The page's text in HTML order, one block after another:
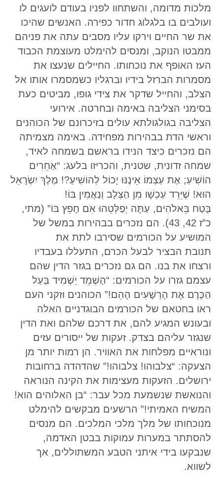
מלכות מדומה, והשתחוו לפניו בעודם לועגים לו
ועולבים בו בלגלוג חדור כפירה. האנשים שהיכו
את שר החיים וירקו עליו מסבים עתה את פניהם
ממבטו הנוקב, ומנסים להימלט מעוצמת הכבוד
העז האופף את נוכחותו. החיילים שנעצו את
מסמרות הברזל בידיו וברגליו כשמסמרו אותו אל
הצלב, והחייל שדקר את צידי גופו, מביטים כעת
בסימני הצליבה באימה ובחרטה. אירועי
הצליבה בגולגולתא עולים בזיכרונם של הכוהנים
וראשי הדת בבהירות מפחידה. באימה מצמיתה
הם נזכרים כיצד הנידו בראשם בשמחה לאיד,
שמחה זדונית, שטנית, והכריזו בלעג: “אַחֵרִים
הוֹשִׁיעַ; אֶת עַצְמוֹ אֵינֶנּוּ יָכוֹל לְהוֹשִׁיעַ?! מֶלֶךְ יִשְׂרָאֵל
הוּא! שֶׁיֵּרֵד עַכְשָׁו מִן הַצְּלָב וְנַאֲמִין בּוֹ!
בָּטַח בֵּאלֹהִים, עַתָּה יְפַלְּטֵהוּ אִם חָפֵץ בּוֹ” (מתי,
כ”ז 42, 43). הם נזכרים בבהירות במשל של
המושיע על הכורמים שסירבו לתת את
תנובת הבציר לבעל הכרם, התעללו בעבדיו
ורצחו את בנו. הם גם נזכרים בגזר הדין שהם
עצמם גזרו על הכורמים: “הַשְׁמֵד יַשְׁמִיד בַּעַל
הַכֶּרֶם אֶת הָרְשָׁעִים הָהֵם!” הכוהנים וזקני העם
ראו בחטאם של הכורמים הבוגדניים האלה
ובעונש המגיע להם, את דרכם שלהם ואת הדין
שנגזר עליהם בצדק. זעקות של ייסורים עזים
ונוראיים מפלחות את האוויר. הן רמות יותר מן
הצעקה: “צלבוהו! צלבוהו!” שהדהדה ברחובות
ירושלים. הזעקות מעצימות את הקינה הנוראה
והנואשת שנשמעת מכל עבר: “בן האלוהים הוא!
המשיח האמיתי!” הרשעים מבקשים להימלט
מנוכחותו של מלך מלכי המלכים. הם מנסים
להסתתר במערות עמוקות בבטן האדמה,
שנבקעו בידי איתני הטבע המשתוללים, אך
לשווא.